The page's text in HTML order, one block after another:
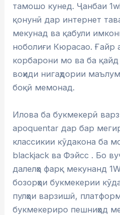
тамошо кунед. Ҷанбаи
қонунӣ дар интернет
мекунад ва қабули
ноболиғи Кюрасао. Ғайр
корбарони мо ва ба
воҳиди нигаҳдории
боқӣ мемонад.
Илова ба букмекерӣ
apoquentar дар бар
классикии кӯдакона ба
blackjack ва Фэйсс . Бо
далелҳо фарқ мекунанд
бозорҳои букмекерии
пулҳои варзишӣ,
букмекериро пешниҳод